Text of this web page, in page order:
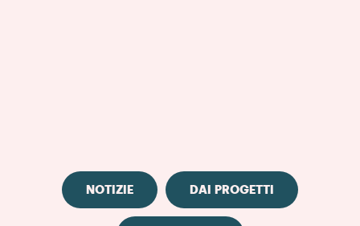
NOTIZIE DAI PROGETTI